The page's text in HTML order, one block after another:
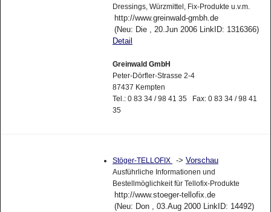
Dressings, Würzmittel, Fix-Produkte u.v.m.
http://www.greinwald-gmbh.de
(Neu: Die , 20.Jun 2006 LinkID: 1316366)
Detail
Greinwald GmbH
Peter-Dörfler-Strasse 2-4
87437 Kempten
Tel.: 0 83 34 / 98 41 35 Fax: 0 83 34 / 98 41
35
Stöger-TELLOFIX -> Vorschau
Ausführliche Informationen und
Bestellmöglichkeit für Tellofix-Produkte
http://www.stoeger-tellofix.de
(Neu: Don , 03.Aug 2000 LinkID: 14492)